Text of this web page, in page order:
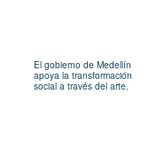
El gobierno de Medellín
apoya la transformación
social a través del arte.